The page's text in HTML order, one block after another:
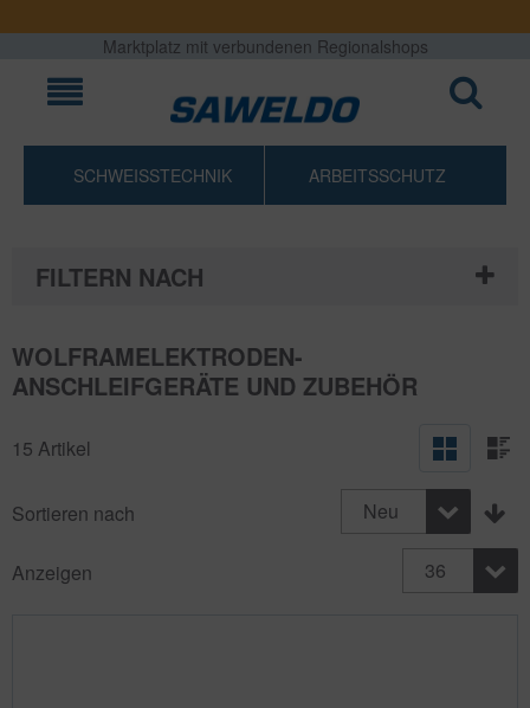
Marktplatz mit verbundenen Regionalshops
SCHWEISSTECHNIK ARBEITSSCHUTZ
WOLFRAMELEKTRODEN-
ANSCHLEIFGERÄTE UND ZUBEHÖR
15 Artikel
Sortieren nach Neu
Anzeigen 36
FILTERN NACH